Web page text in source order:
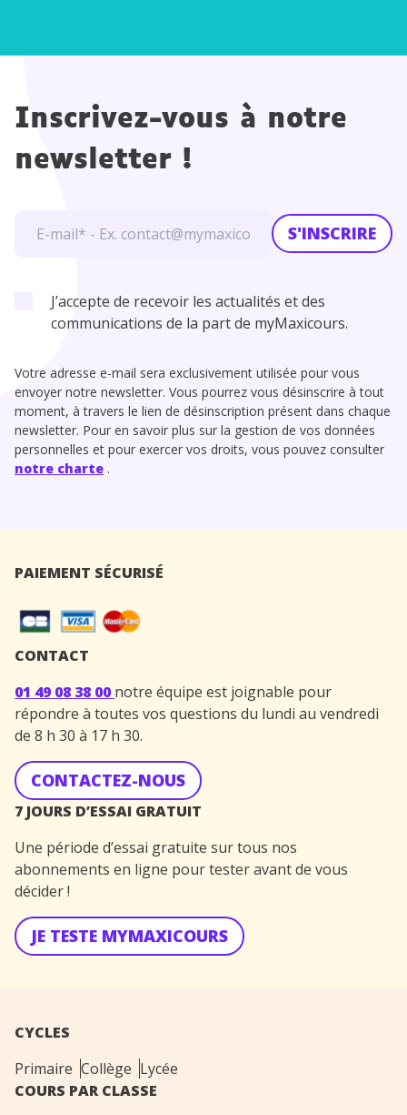
Inscrivez-vous à notre
newsletter !
S'INSCRIRE
J’accepte de recevoir les actualités et des
communications de la part de myMaxicours.
Votre adresse e-mail sera exclusivement utilisée pour vous
envoyer notre newsletter. Vous pourrez vous désinscrire à tout
moment, à travers le lien de désinscription présent dans chaque
newsletter. Pour en savoir plus sur la gestion de vos données
personnelles et pour exercer vos droits, vous pouvez consulter
notre charte .
PAIEMENT SÉCURISÉ
CONTACT
01 49 08 38 00 notre équipe est joignable pour
répondre à toutes vos questions du lundi au vendredi
de 8 h 30 à 17 h 30.
CONTACTEZ-NOUS
7 JOURS D’ESSAI GRATUIT
Une période d’essai gratuite sur tous nos
abonnements en ligne pour tester avant de vous
décider !
JE TESTE MYMAXICOURS
CYCLES
Primaire Collège Lycée
COURS PAR CLASSE